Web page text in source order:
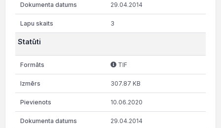
29.04.2014
3
Statūti
TIF
307.87 KB
10.06.2020
29.04.2014